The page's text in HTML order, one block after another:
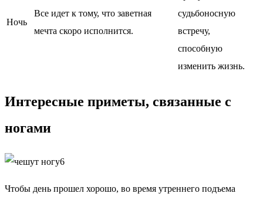
Ночь
Все идет к тому, что заветная
мечта скоро исполнится.
судьбоносную
встречу,
способную
изменить жизнь.
Интересные приметы, связанные с
ногами
Чтобы день прошел хорошо, во время утреннего подъема